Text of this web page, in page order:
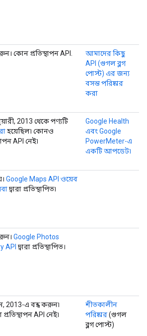
কোন প্রতিস্থাপন API.
আমাদের কিছু
API (গুগল ব্লগ
পোস্ট) এর জন্য
বসন্ত পরিষ্কার
করা
2013 থেকে পণ্যটি
হয়েছিল৷ কোনও
API নেই৷
Google Health
এবং Google
PowerMeter-এ
একটি আপডেট৷
Google Maps API ওয়েব
দ্বারা প্রতিস্থাপিত৷
Google Photos
API দ্বারা প্রতিস্থাপিত।
2013-এ বন্ধ করুন৷
API নেই৷
শীতকালীন
পরিষ্কার(গুগল
ব্লগ পোস্ট)